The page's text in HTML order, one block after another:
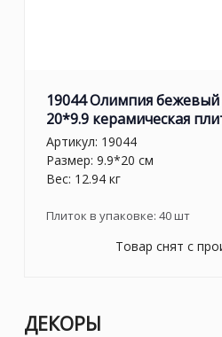
19044 Олимпия
20*9.9 керамическая
Артикул: 19044
Размер: 9.9*20 см
Вес: 12.94 кг
Плиток в упаковке: 40шт
Товар снят с
ДЕКОРЫ